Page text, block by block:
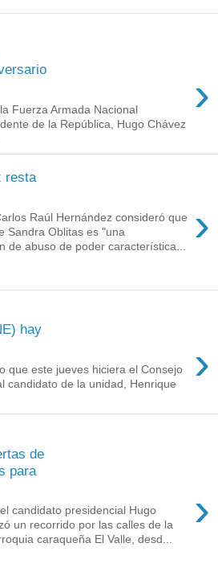
›
Fuerza Armada Nacional
de la República, Hugo Chávez
resta
›
Raúl Hernández consideró que
Sandra Oblitas es "una
de abuso de poder característica...
hay
›
que este jueves hiciera el Consejo
candidato de la unidad, Henrique
de
para
›
candidato presidencial Hugo
un recorrido por las calles de la
caraqueña El Valle, desd...